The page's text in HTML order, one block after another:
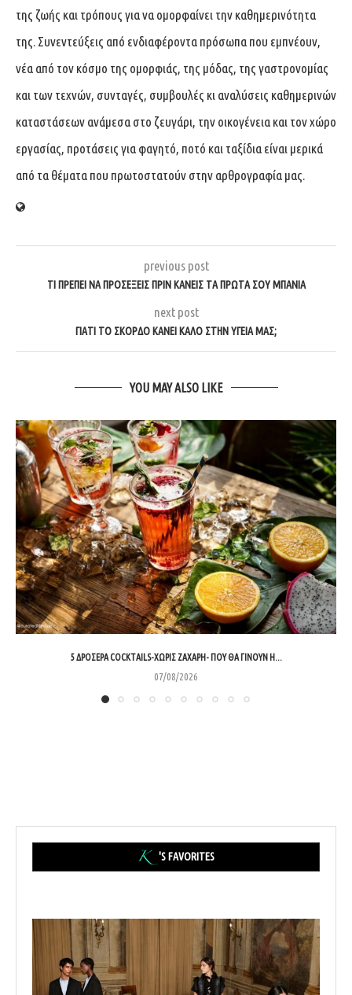
της ζωής και τρόπους για να ομορφαίνει την καθημερινότητα
της. Συνεντεύξεις από ενδιαφέροντα πρόσωπα που εμπνέουν,
νέα από τον κόσμο της ομορφιάς, της μόδας, της γαστρονομίας
και των τεχνών, συνταγές, συμβουλές κι αναλύσεις καθημερινών
καταστάσεων ανάμεσα στο ζευγάρι, την οικογένεια και τον χώρο
εργασίας, προτάσεις για φαγητό, ποτό και ταξίδια είναι μερικά
από τα θέματα που πρωτοστατούν στην αρθρογραφία μας.
previous post
ΤΙ ΠΡΕΠΕΙ ΝΑ ΠΡΟΣΕΞΕΙΣ ΠΡΙΝ ΚΑΝΕΙΣ ΤΑ ΠΡΩΤΑ ΣΟΥ ΜΠΑΝΙΑ
next post
ΓΙΑΤΙ ΤΟ ΣΚΟΡΔΟ ΚΑΝΕΙ ΚΑΛΟ ΣΤΗΝ ΥΓΕΙΑ ΜΑΣ;
YOU MAY ALSO LIKE
5 ΔΡΟΣΕΡΆ COCKTAILS-ΧΩΡΊΣ ΖΆΧΑΡΗ- ΠΟΥ ΘΑ ΓΊΝΟΥΝ Η...
07/08/2026
'S FAVORITES